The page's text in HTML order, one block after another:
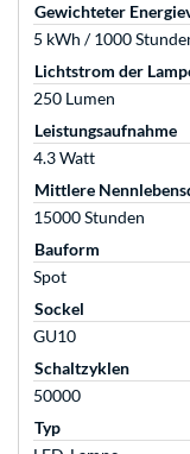
Gewichteter
5 kWh / 1000
Lichtstrom der
250 Lumen
Leistungsaufnahme
4.3 Watt
Mittlere
15000 Stunden
Bauform
Spot
Sockel
GU10
Schaltzyklen
50000
Typ